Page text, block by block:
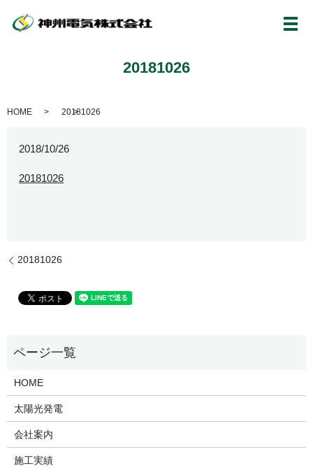
メ
20181026
HOME 20181026
2018/10/26
20181026
20181026
HOME
太陽光発電
会社案内
施工実績